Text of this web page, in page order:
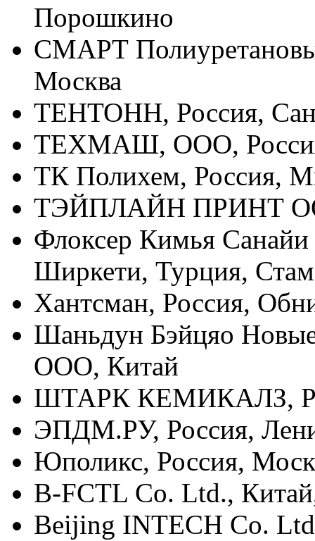
Порошкино
СМАРТ
Москва
ТЕНТОНН, Россия,
ТЕХМАШ, ООО,
ТК Полихем, Россия,
ТЭЙПЛАЙН ПРИНТ
Флоксер Кимья
Ширкети, Турция,
Хантсман, Россия,
Шаньдун Бэйцяо
ООО, Китай
ШТАРК КЕМИКАЛЗ,
ЭПДМ.РУ, Россия,
Юполикс, Россия,
B-FCTL Co. Ltd.,
Beijing INTECH Co.